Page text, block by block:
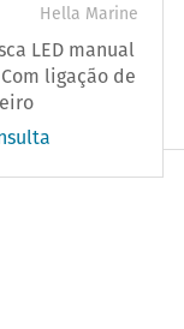
Hella Marine
LED manual
ligação de